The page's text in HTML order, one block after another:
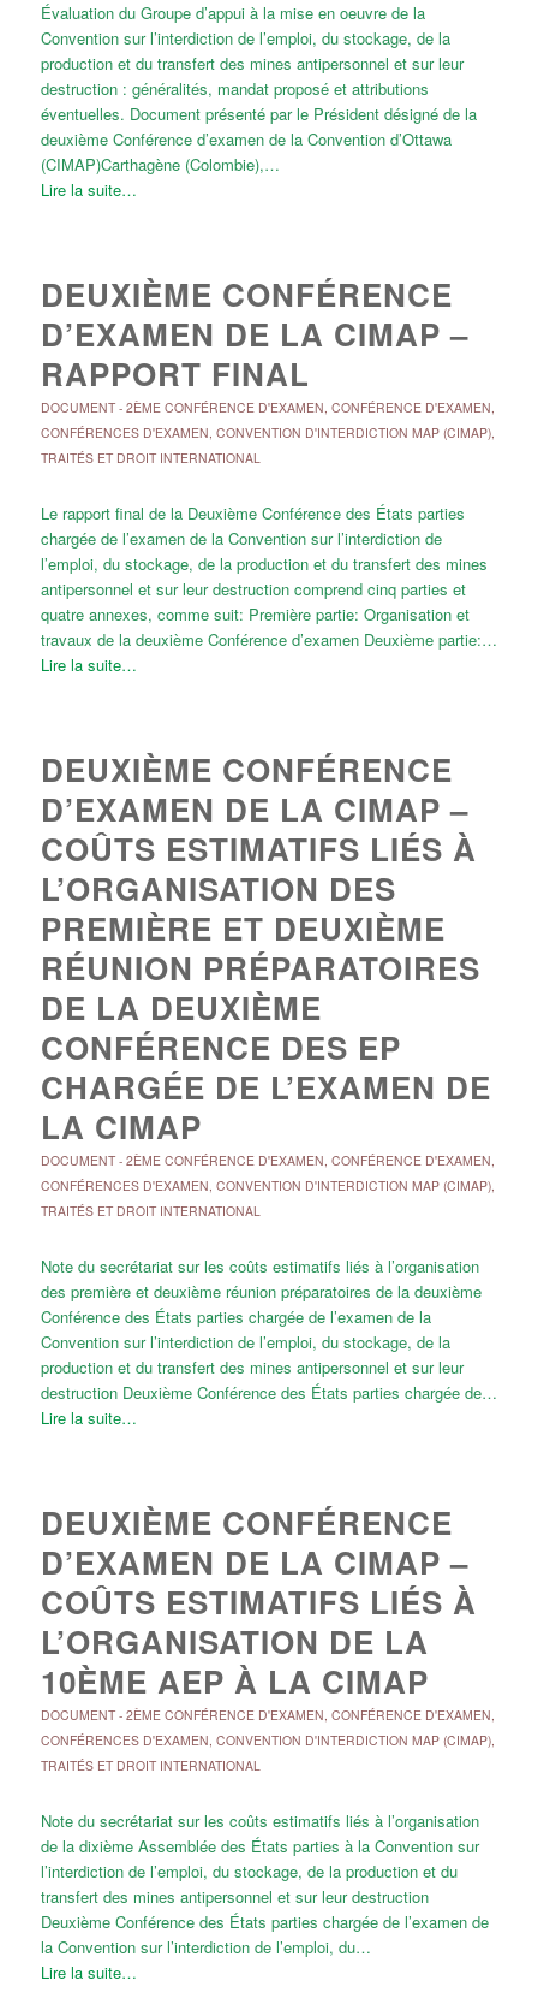
Évaluation du Groupe d’appui à la mise en oeuvre de la
Convention sur l’interdiction de l’emploi, du stockage, de la
production et du transfert des mines antipersonnel et sur leur
destruction : généralités, mandat proposé et attributions
éventuelles. Document présenté par le Président désigné de la
deuxième Conférence d’examen de la Convention d’Ottawa
(CIMAP)Carthagène (Colombie),…
Lire la suite…
DEUXIÈME CONFÉRENCE
D’EXAMEN DE LA CIMAP –
RAPPORT FINAL
DOCUMENT- 2ÈME CONFÉRENCE D'EXAMEN, CONFÉRENCE D'EXAMEN,
CONFÉRENCES D'EXAMEN, CONVENTION D'INTERDICTION MAP (CIMAP),
TRAITÉS ET DROIT INTERNATIONAL
Le rapport final de la Deuxième Conférence des États parties
chargée de l’examen de la Convention sur l’interdiction de
l’emploi, du stockage, de la production et du transfert des mines
antipersonnel et sur leur destruction comprend cinq parties et
quatre annexes, comme suit: Première partie: Organisation et
travaux de la deuxième Conférence d’examen Deuxième partie:…
Lire la suite…
DEUXIÈME CONFÉRENCE
D’EXAMEN DE LA CIMAP –
COÛTS ESTIMATIFS LIÉS À
L’ORGANISATION DES
PREMIÈRE ET DEUXIÈME
RÉUNION PRÉPARATOIRES
DE LA DEUXIÈME
CONFÉRENCE DES EP
CHARGÉE DE L’EXAMEN DE
LA CIMAP
DOCUMENT- 2ÈME CONFÉRENCE D'EXAMEN, CONFÉRENCE D'EXAMEN,
CONFÉRENCES D'EXAMEN, CONVENTION D'INTERDICTION MAP (CIMAP),
TRAITÉS ET DROIT INTERNATIONAL
Note du secrétariat sur les coûts estimatifs liés à l’organisation
des première et deuxième réunion préparatoires de la deuxième
Conférence des États parties chargée de l’examen de la
Convention sur l’interdiction de l’emploi, du stockage, de la
production et du transfert des mines antipersonnel et sur leur
destruction Deuxième Conférence des États parties chargée de…
Lire la suite…
DEUXIÈME CONFÉRENCE
D’EXAMEN DE LA CIMAP –
COÛTS ESTIMATIFS LIÉS À
L’ORGANISATION DE LA
10ÈME AEP À LA CIMAP
DOCUMENT- 2ÈME CONFÉRENCE D'EXAMEN, CONFÉRENCE D'EXAMEN,
CONFÉRENCES D'EXAMEN, CONVENTION D'INTERDICTION MAP (CIMAP),
TRAITÉS ET DROIT INTERNATIONAL
Note du secrétariat sur les coûts estimatifs liés à l’organisation
de la dixième Assemblée des États parties à la Convention sur
l’interdiction de l’emploi, du stockage, de la production et du
transfert des mines antipersonnel et sur leur destruction
Deuxième Conférence des États parties chargée de l’examen de
la Convention sur l’interdiction de l’emploi, du…
Lire la suite…